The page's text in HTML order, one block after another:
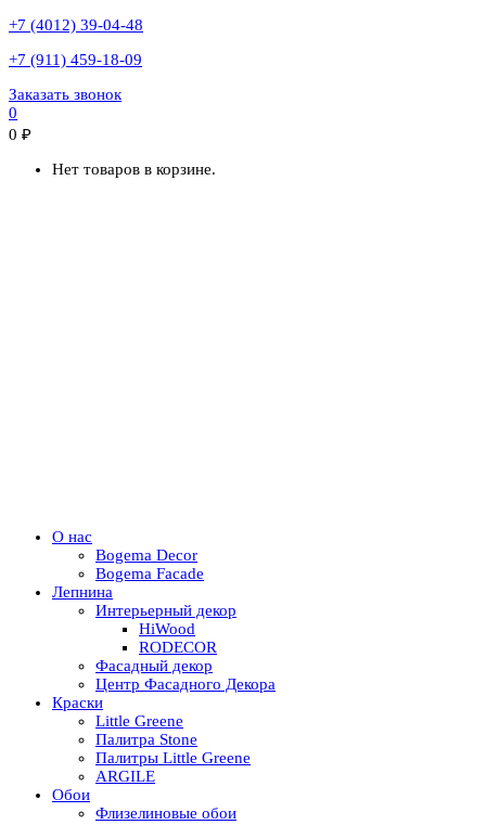
+7 (4012) 39-04-48
+7 (911) 459-18-09
Заказать звонок
0
0 ₽
Нет товаров в корзине.
О нас
Bogema Decor
Bogema Facade
Лепнина
Интерьерный декор
HiWood
RODECOR
Фасадный декор
Центр Фасадного Декора
Краски
Little Greene
Палитра Stone
Палитры Little Greene
ARGILE
Обои
Флизелиновые обои